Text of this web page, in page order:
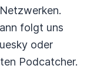
folgt uns
oder
Podcatcher.